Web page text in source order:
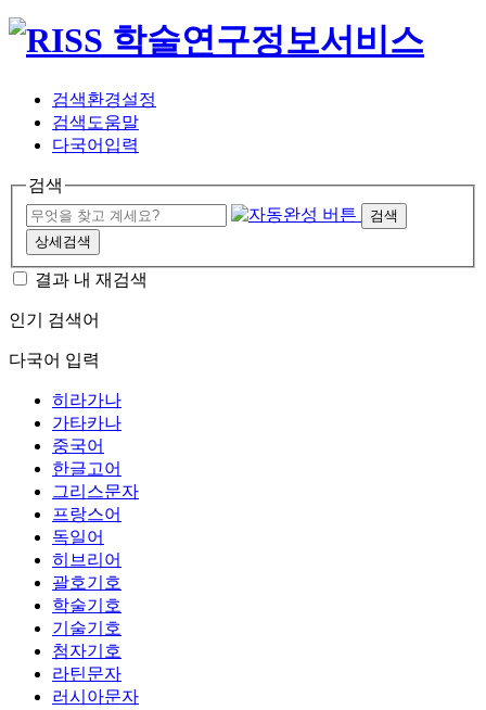
검색환경설정
검색도움말
다국어입력
검색
검색
상세검색
결과 내 재검색
인기 검색어
다국어 입력
히라가나
가타카나
중국어
한글고어
그리스문자
프랑스어
독일어
히브리어
괄호기호
학술기호
기술기호
첨자기호
라틴문자
러시아문자